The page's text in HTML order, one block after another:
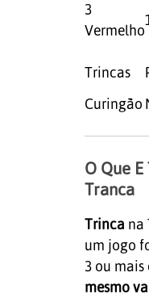
3
Vermelho
Trincas
Curingão
O Que
Tranca
Trinca na
um jogo
3 ou mais
mesmo